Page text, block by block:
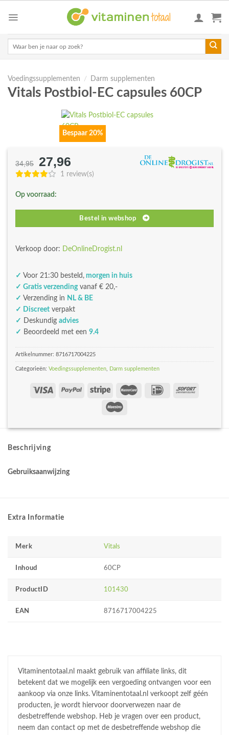
Voedingssupplementen / Darm supplementen
Vitals Postbiol-EC capsules 60CP
Bespaar 20%
34,95
Oorspronkelijke
prijs
€34,95.
27,96
prijs
1 review(s)
Op voorraad:
Bestel in webshop
Verkoop door: DeOnlineDrogist.nl
✓ Voor 21:30 besteld, morgen in huis
✓ Gratis verzendingvanaf € 20,-
✓ Verzending in NL & BE
✓ Discreet verpakt
✓
Deskundig advies
✓ Beoordeeld met een 9.4
Artikelnummer: 8716717004225
Categorieën: Voedingssupplementen Darm supplementen
Beschrijving
Gebruiksaanwijzing
Extra Informatie
Merk Vitals
Inhoud 60CP
ProductID 101430
EAN 8716717004225
Vitaminentotaal.nl maakt gebruik van affiliate links, dit
betekent dat we mogelijk een vergoeding ontvangen voor een
aankoop via onze links. Vitaminentotaal.nl verkoopt zelf géén
producten, je wordt hiervoor doorverwezen naar de
desbetreffende webshop. Heb je vragen over een product,
neem dan contact op met de desbetreffende webshop die